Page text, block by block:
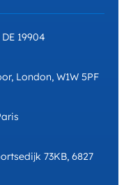
19904
London, W1W 5PF
73KB, 6827